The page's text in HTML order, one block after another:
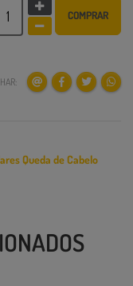
COMPRAR
Queda de Cabelo